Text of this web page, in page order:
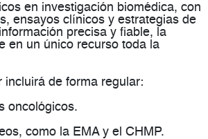
en investigación biomédica, con
ensayos clínicos y estrategias de
precisa y fiable, la
en un único recurso toda la
incluirá de forma regular:
oncológicos.
, como la EMA y el CHMP.